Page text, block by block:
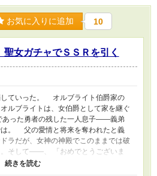
お気に入りに追加 10
女ガチャでＳＳＲを引く
ていった。 オルブライト伯爵家の
ルブライトは、女伯爵として家を継ぐ
った勇者の残した一人息子――義弟
は。 父の愛情と将来を奪われたと義
ラだが、女神の神殿でこのままでは破
そして――、 「おめでとうございま
女ガチャでＳＳＲを引きました」
れた聖女は、自称・縛りプレイ上等の